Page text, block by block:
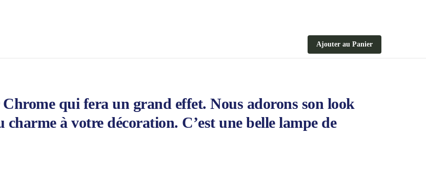
Ajouter au Panier
qui fera un grand effet. Nous adorons son look
à votre décoration. C’est une belle lampe de